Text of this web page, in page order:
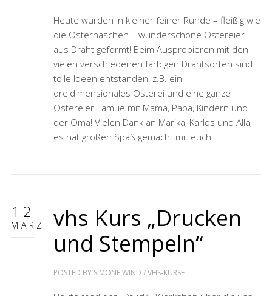
Heute wurden in kleiner feiner Runde – fleißig wie
die Osterhäschen – wunderschöne Ostereier
aus Draht geformt! Beim Ausprobieren mit den
vielen verschiedenen farbigen Drahtsorten sind
tolle Ideen entstanden, z.B. ein
dreidimensionales Osterei und eine ganze
Ostereier-Familie mit Mama, Papa, Kindern und
der Oma! Vielen Dank an Marika, Karlos und Alla,
es hat großen Spaß gemacht mit euch!
12
MÄRZ
vhs Kurs „Drucken
und Stempeln“
POSTED BY SIMONE WIND /VHS-KURSE